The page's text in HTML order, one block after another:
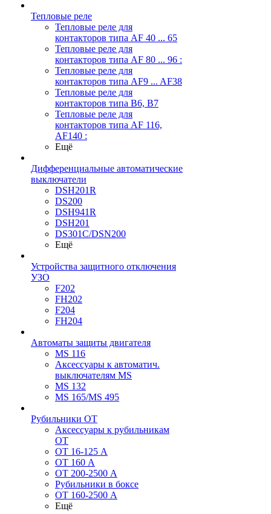
Тепловые реле
Тепловые реле для
контакторов типа AF 40 ... 65
Тепловые реле для
контакторов типа AF 80 ... 96 :
Тепловые реле для
контакторов типа AF9 ... AF38
Тепловые реле для
контакторов типа В6, В7
Тепловые реле для
контакторов типа AF 116,
AF140 :
Ещё
Дифференциальные автоматические
выключатели
DSH201R
DS200
DSH941R
DSH201
DS301C/DSN200
Ещё
Устройства защитного отключения
УЗО
F202
FH202
F204
FH204
Автоматы защиты двигателя
MS 116
Аксессуары к автоматич.
выключателям MS
MS 132
MS 165/MS 495
Рубильники ОТ
Аксессуары к рубильникам
OT
OT 16-125 А
OT 160 А
OT 200-2500 А
Рубильники в боксе
OT 160-2500 А
Ещё